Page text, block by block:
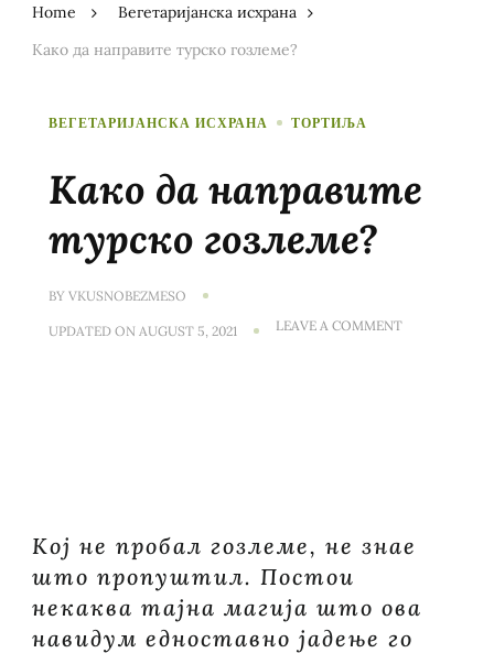
Home
Вегетаријанска исхрана
Како да направите турско гозлеме?
ВЕГЕТАРИЈАНСКА ИСХРАНА ТОРТИЉА
Како да направите
турско гозлеме?
BY VKUSNOBEZMESO
UPDATED ON AUGUST 5, 2021 LEAVE A COMMENTON
Кој не пробал гозлеме, не знае
што пропуштил. Постои
некаква тајна магија што ова
навидум едноставно јадење го